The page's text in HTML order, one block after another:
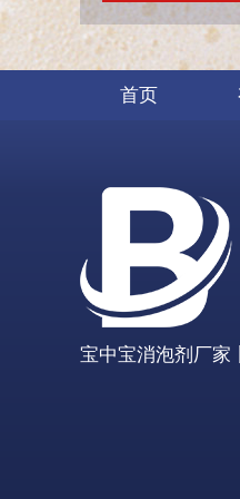
首页
宝中宝消泡剂厂家